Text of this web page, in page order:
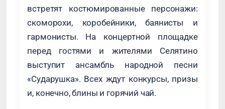
встретят костюмированные персонажи:
скоморохи, коробейники, баянисты и
гармонисты. На концертной площадке
перед гостями и жителями Селятино
выступит ансамбль народной песни
«Сударушка». Всех ждут конкурсы, призы
и, конечно, блины и горячий чай.